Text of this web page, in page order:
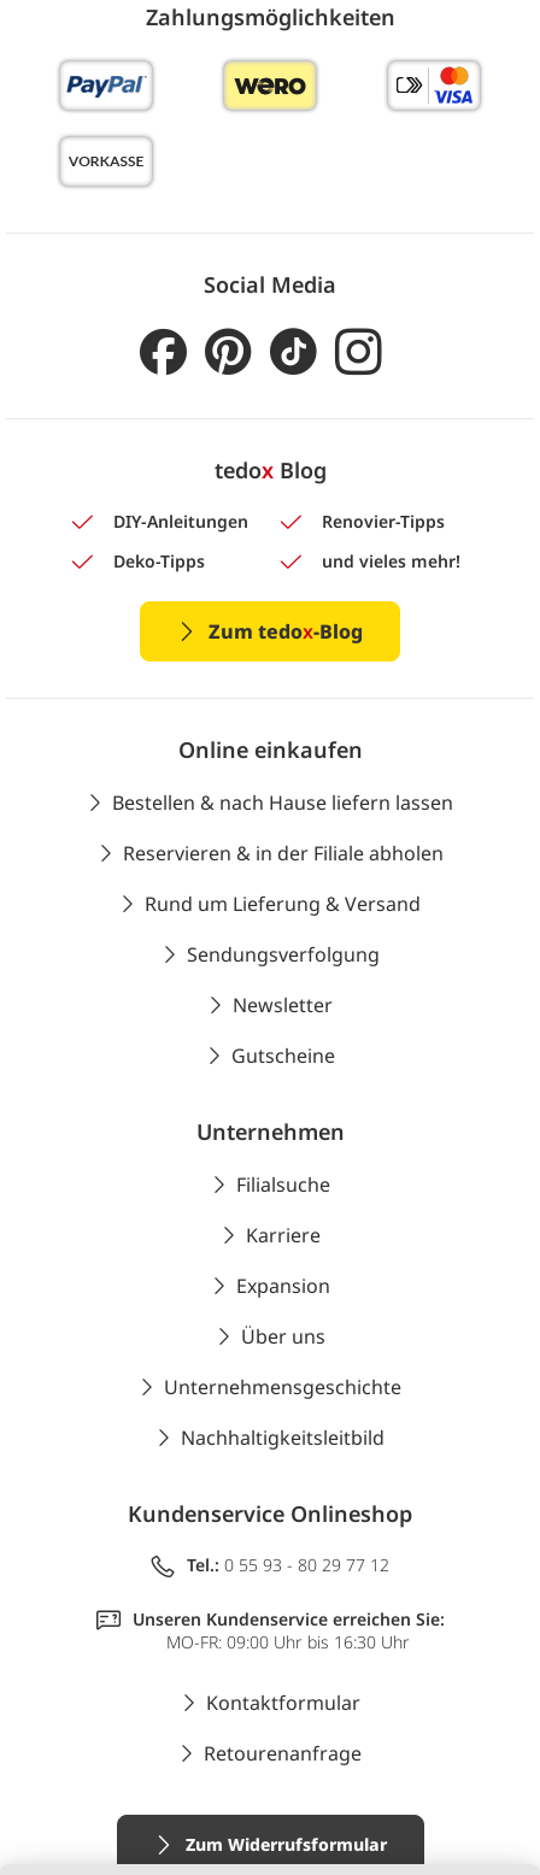
Zahlungs­möglich­keiten
Social Media
tedoxBlog
DIY-Anleitungen
Renovier-Tipps
Deko-Tipps
und vieles mehr!
Zum tedox-Blog
Online einkaufen
Bestellen & nach Hause liefern lassen
Reservieren & in der Filiale abholen
Rund um Lieferung & Versand
Sendungsverfolgung
Newsletter
Gutscheine
Unternehmen
Filialsuche
Karriere
Expansion
Über uns
Unternehmensgeschichte
Nachhaltigkeitsleitbild
Kundenservice Onlineshop
Tel.: 0 55 93 - 80 29 77 12
Unseren Kundenservice erreichen Sie:
MO-FR: 09:00 Uhr bis 16:30 Uhr
Kontaktformular
Retourenanfrage
Zum Widerrufsformular